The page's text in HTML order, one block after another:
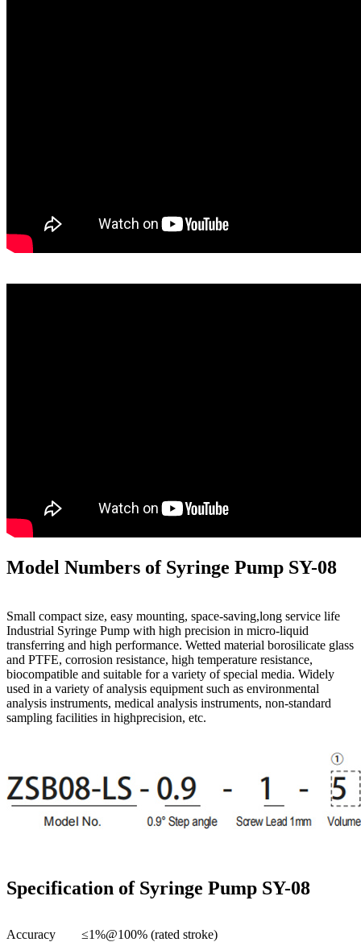
Model Numbers of Syringe Pump SY-08
Small compact size, easy mounting, space-saving,long service life
Industrial Syringe Pump with high precision in micro-liquid
transferring and high performance. Wetted material borosilicate glass
and PTFE, corrosion resistance, high temperature resistance,
biocompatible and suitable for a variety of special media. Widely
used in a variety of analysis equipment such as environmental
analysis instruments, medical analysis instruments, non-standard
sampling facilities in highprecision, etc.
Specification of Syringe Pump SY-08
Accuracy
≤1%@100% (rated stroke)